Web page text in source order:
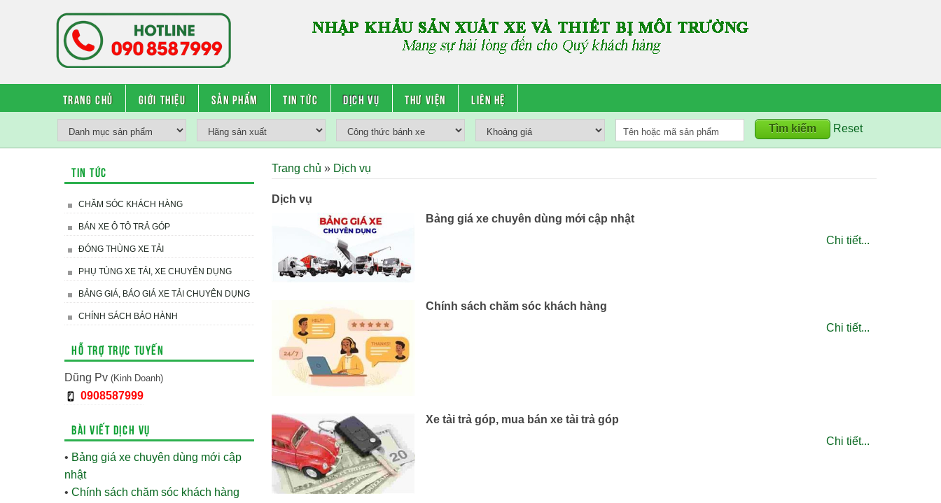
Trang chủ Giới thiệu Sản phẩm Tin tức Dịch vụ Thư viện Liên hệ
Reset
Tin tức
CHĂM SÓC KHÁCH HÀNG
BÁN XE Ô TÔ TRẢ GÓP
ĐÓNG THÙNG XE TẢI
PHỤ TÙNG XE TẢI, XE CHUYÊN DỤNG
BẢNG GIÁ, BÁO GIÁ XE TẢI CHUYÊN DỤNG
CHÍNH SÁCH BẢO HÀNH
Hỗ trợ trực tuyến
Dũng Pv (Kinh Doanh)
0908587999
Bài viết dịch vụ
• Bảng giá xe chuyên dùng mới cập
nhật
• Chính sách chăm sóc khách hàng
Trang chủ » Dịch vụ
Dịch vụ
Bảng giá xe chuyên dùng mới cập nhật
Chi tiết...
Chính sách chăm sóc khách hàng
Chi tiết...
Xe tải trả góp, mua bán xe tải trả góp
Chi tiết...